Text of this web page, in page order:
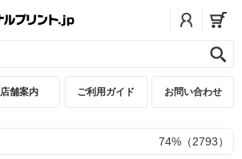
店舗案内 ご利用ガイド お問い合わせ
74%（2793）